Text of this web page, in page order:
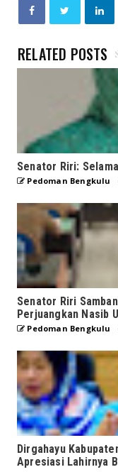
RELATED POSTS
Senator Riri:
Pedoman Bengkulu
Senator Riri
Perjuangkan Nasib
Pedoman Bengkulu
Dirgahayu
Apresiasi Lahirnya